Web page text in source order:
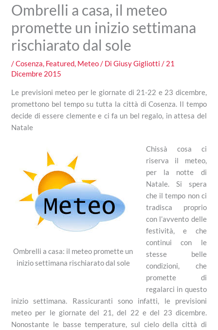
Ombrelli a casa, il meteo
promette un inizio settimana
rischiarato dal sole
/Cosenza Featured Meteo / DiGiusy Gigliotti / 21
Dicembre 2015
Le previsioni meteo per le giornate di 21-22 e 23 dicembre,
promettono bel tempo su tutta la città di Cosenza. Il tempo
decide di essere clemente e ci fa un bel regalo, in attesa del
Natale
Ombrelli a casa: il meteo promette un
inizio settimana rischiarato dal sole
Chissà cosa ci
riserva il meteo,
per la notte di
Natale. Si spera
che il tempo non ci
tradisca proprio
con l’avvento delle
festività, e che
continui con le
stesse belle
condizioni, che
promette di
regalarci in questo
inizio settimana. Rassicuranti sono infatti, le previsioni
meteo per le giornate del 21, del 22 e del 23 dicembre.
Nonostante le basse temperature, sul cielo della città di